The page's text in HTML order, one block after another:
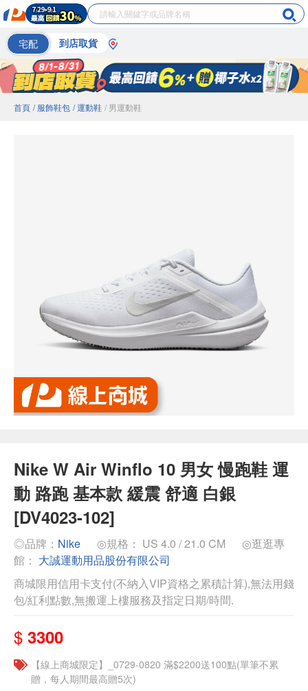
宅配 到店取貨
首頁 / 服飾鞋包 / 運動鞋 / 男運動鞋
Nike W Air Winflo 10 男女 慢跑鞋 運
動 路跑 基本款 緩震 舒適 白銀
[DV4023-102]
◎品牌： Nike ◎規格： US 4.0 / 21.0 CM
◎逛逛專
館： 大誠運動用品股份有限公司
商城限用信用卡支付(不納入VIP資格之累積計算),無法用錢
包/紅利點數,無搬運上樓服務及指定日期/時間.
$ 3300
【線上商城限定】_0729-0820 滿$2200送100點(單筆不累
贈，每人期間最高贈5次)